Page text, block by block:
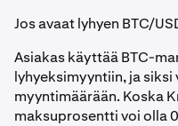
Jos avaat lyhyen BTC/
Asiakas käyttää BTC-
lyhyeksimyyntiin, ja
myyntimäärään. Koska
maksuprosentti voi olla